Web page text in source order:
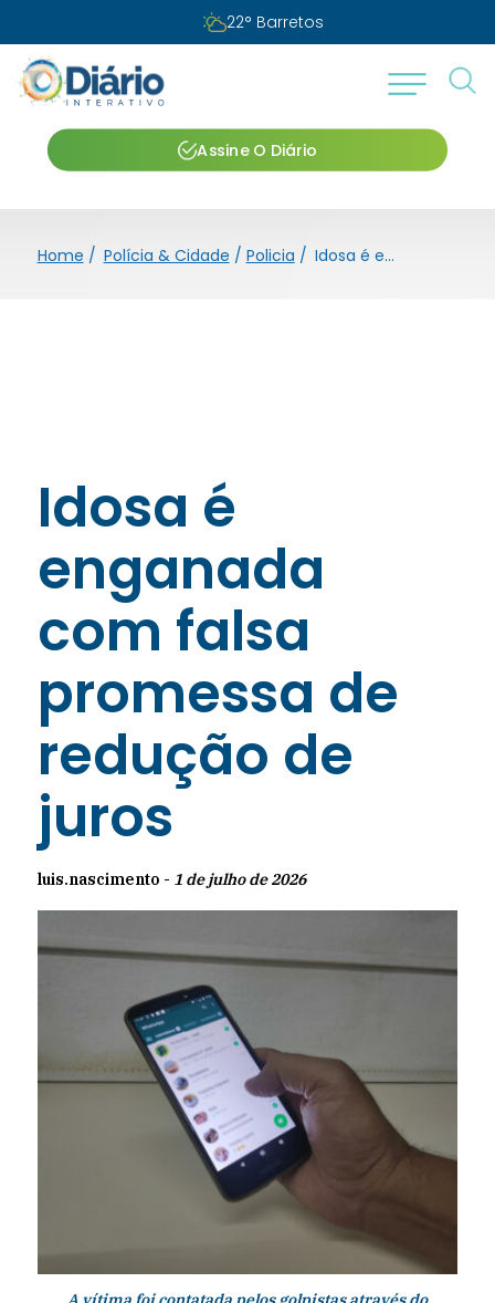
22° Barretos
Assine O Diário
Home / Polícia & Cidade / Policia / Idosa é enganada com falsa promessa de redução de juros
Idosa é
enganada
com falsa
promessa de
redução de
juros
luis.nascimento - 1 de julho de 2026